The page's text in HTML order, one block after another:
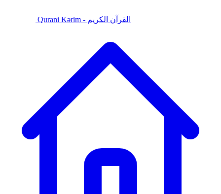
Qurani Kərim - القرآن الكريم